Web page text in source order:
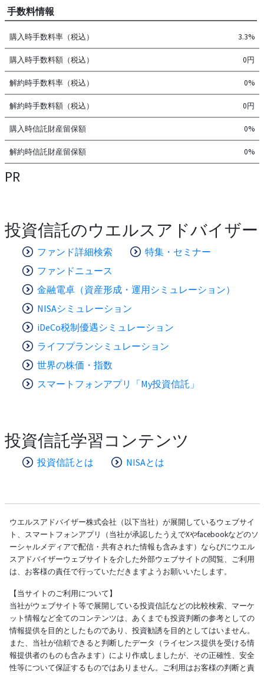
手数料情報
購入時手数料率（税込） 3.3%
購入時手数料額（税込） 0円
解約時手数料率（税込） 0%
解約時手数料額（税込） 0円
購入時信託財産留保額 0%
解約時信託財産留保額 0%
PR
投資信託のウエルスアドバイザー
ファンド詳細検索
特集・セミナー
ファンドニュース
金融電卓（資産形成・運用シミュレーション）
NISAシミュレーション
iDeCo税制優遇シミュレーション
ライフプランシミュレーション
世界の株価・指数
スマートフォンアプリ「My投資信託」
投資信託学習コンテンツ
投資信託とは NISAとは
ウエルスアドバイザー株式会社（以下当社）が展開しているウェブサイ
ト、スマートフォンアプリ（当社が承認したうえでXやfacebookなどのソ
ーシャルメディアで配信・共有された情報も含みます）ならびにウエル
スアドバイザーウェブサイトを介した外部ウェブサイトの閲覧、ご利用
は、お客様の責任で行っていただきますようお願いいたします。
【当サイトのご利用について】
当社がウェブサイト等で展開している投資信託などの比較検索、マーケ
ット情報など全てのコンテンツは、あくまでも投資判断の参考としての
情報提供を目的としたものであり、投資勧誘を目的としてはいません。
また、当社が信頼できると判断したデータ（ライセンス提供を受ける情
報提供者のものも含みます）により作成しましたが、その正確性、安全
性等について保証するものではありません。ご利用はお客様の判断と責